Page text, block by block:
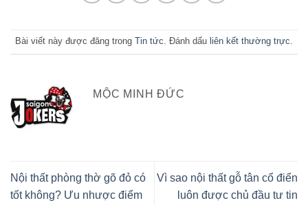
Bài viết này được đăng trong Tin tức . Đánh dấu liên kết thường trực
MỘC MINH ĐỨC
Nội thất phòng thờ gõ đỏ có
tốt không? Ưu nhược điểm
Vì sao nội thất gỗ tân cổ điển
luôn được chủ đầu tư tin